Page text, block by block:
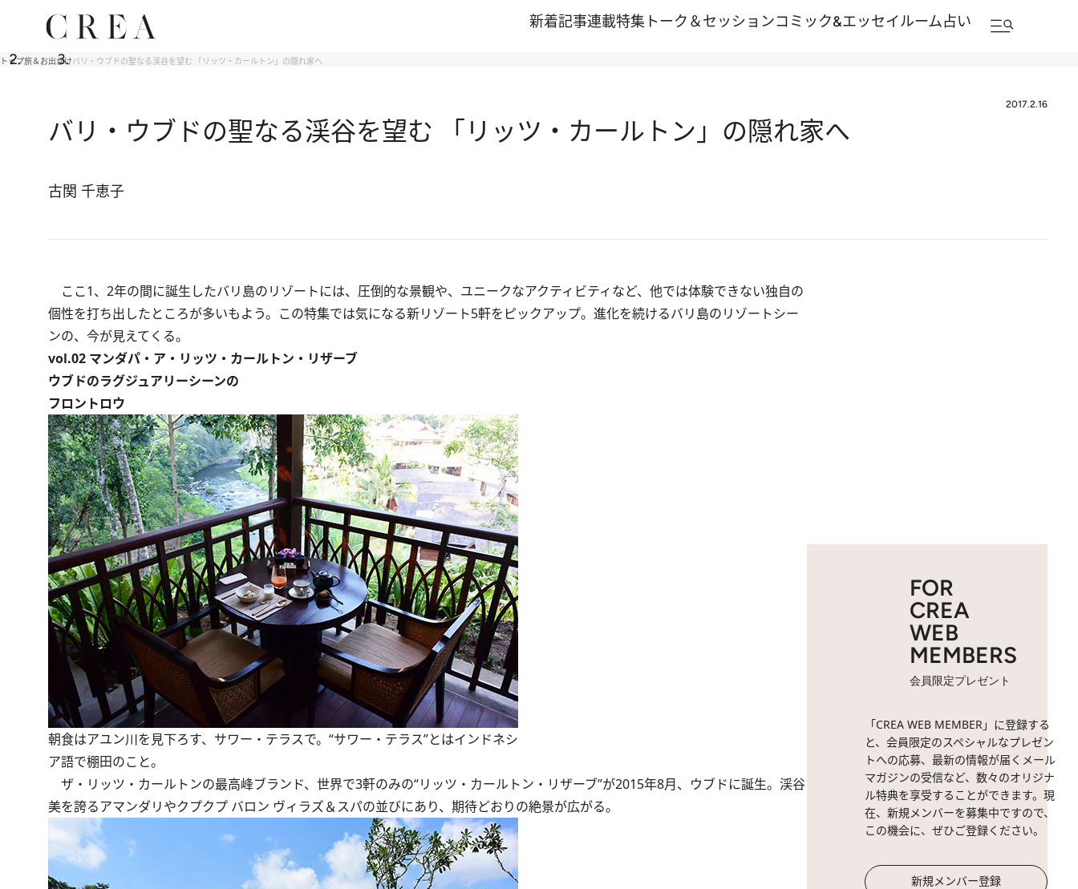
新着記事連載特集 トーク＆セッションコミック&エッセイルーム占い
トップ旅＆お出かけバリ・ウブドの聖なる渓谷を望む 「リッツ・カールトン」の隠れ家へ
2017.2.16
バリ・ウブドの聖なる渓谷を望む 「リッツ・カールトン」の隠れ家へ
古関 千恵子
ここ1、2年の間に誕生したバリ島のリゾートには、圧倒的な景観や、ユニークなアクティビティなど、他では体験できない独自の
個性を打ち出したところが多いもよう。この特集では気になる新リゾート5軒をピックアップ。進化を続けるバリ島のリゾートシー
ンの、今が見えてくる。
vol.02 マンダパ・ア・リッツ・カールトン・リザーブ
ウブドのラグジュアリーシーンの
フロントロウ
朝食はアユン川を見下ろす、サワー・テラスで。“サワー・テラス”とはインドネシ
ア語で棚田のこと。
ザ・リッツ・カールトンの最高峰ブランド、世界で3軒のみの“リッツ・カールトン・リザーブ”が2015年8月、ウブドに誕生。渓谷
美を誇るアマンダリやクプクプ バロン ヴィラズ＆スパの並びにあり、期待どおりの絶景が広がる。
FOR
CREA
WEB
MEMBERS
会員限定プレゼント
「CREA WEB MEMBER」に登録する
と、会員限定のスペシャルなプレゼン
トへの応募、最新の情報が届くメール
マガジンの受信など、数々のオリジナ
ル特典を享受することができます。現
在、新規メンバーを募集中ですので、
この機会に、ぜひご登録ください。
新規メンバー登録